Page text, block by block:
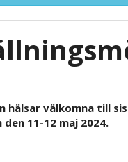
hälsar välkomna till
11-12 maj 2024.